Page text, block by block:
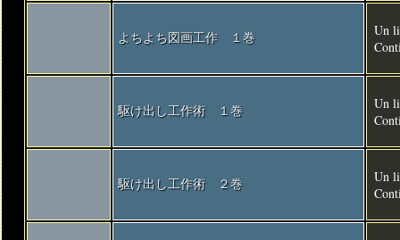
よちよち図画工作 １巻
Un
駆け出し工作術 １巻
Un
駆け出し工作術 ２巻
Un